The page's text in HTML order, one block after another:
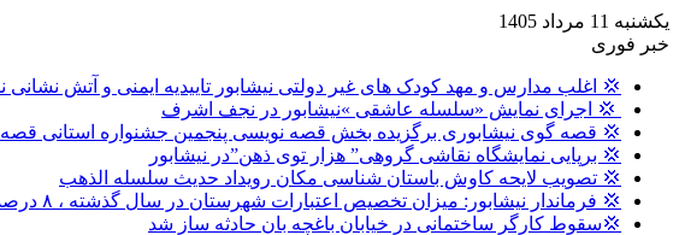
یکشنبه 11 مرداد 1405
خبر فوری
💢 اغلب مدارس و مهد کودک های غیر دولتی نیشابور تاییدیه ایمنی و آتش نشانی
‍ 💢 اجرای نمایش «سلسله عاشقی »نیشابور در نجف اشرف
💢 قصه گوی نیشابوری برگزیده بخش قصه نویسی پنجمین جشنواره استانی
💢 برپایی نمایشگاه نقاشی گروهی” هزار توی ذهن”در نیشابور
💢 تصویب لایحه کاوش باستان شناسی مکان رویداد حدیث سلسله الذهب
💢 فرماندار نیشابور: میزان تخصیص اعتبارات شهرستان در سال گذشته ، ۸ درصد بالاتر از میانگین استانی بود
💢سقوط کارگر ساختمانی در خیابان باغچه بان حادثه ساز شد